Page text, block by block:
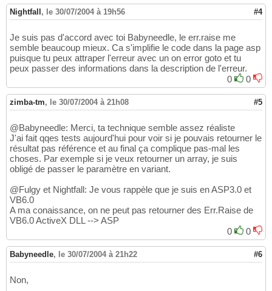
Nightfall , le 30/07/2004 à 19h56 #4
Je suis pas d'accord avec toi Babyneedle, le err.raise me
semble beaucoup mieux. Ca s'implifie le code dans la page asp
puisque tu peux attraper l'erreur avec un on error goto et tu
peux passer des informations dans la description de l'erreur.
0
0
zimba-tm, le 30/07/2004 à 21h08 #5
@Babyneedle: Merci, ta technique semble assez réaliste
J'ai fait qqes tests aujourd'hui pour voir si je pouvais retourner le
résultat pas référence et au final ça complique pas-mal les
choses. Par exemple si je veux retourner un array, je suis
obligé de passer le paramètre en variant.
@Fulgy et Nightfall: Je vous rappèle que je suis en ASP3.0 et
VB6.0
A ma conaissance, on ne peut pas retourner des Err.Raise de
VB6.0 ActiveX DLL --> ASP
0
0
Babyneedle, le 30/07/2004 à 21h22 #6
Non,